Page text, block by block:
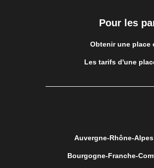
Pour les
Obtenir une place
Les tarifs d'une
Auvergne-Rhône-Alpes
Bourgogne-Franche-